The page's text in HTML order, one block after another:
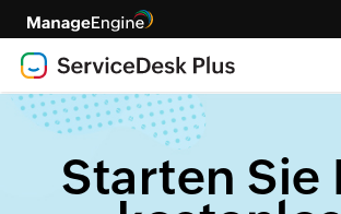
Starten Sie